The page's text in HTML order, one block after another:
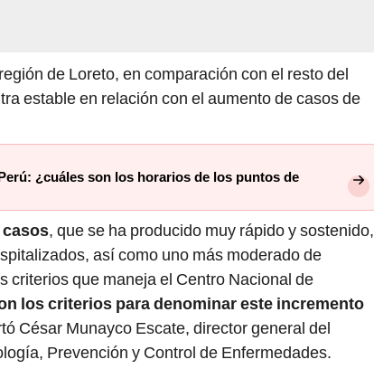
de Loreto, en comparación con el resto del
estable en relación con el aumento de casos de
¿cuáles son los horarios de los puntos de
, que se ha producido muy rápido y sostenido,
así como uno más moderado de
criterios que maneja el Centro Nacional de
los criterios para denominar este incremento
César Munayco Escate, director general del
Prevención y Control de Enfermedades.